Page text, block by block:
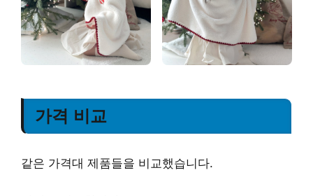
가격 비교
같은 가격대 제품들을 비교했습니다.